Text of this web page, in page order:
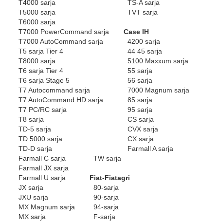
T4000 sarja
T5000 sarja
T6000 sarja
T7000 PowerCommand sarja
T7000 AutoCommand sarja
T5 sarja Tier 4
T8000 sarja
T6 sarja Tier 4
T6 sarja Stage 5
T7 Autocommand sarja
T7 AutoCommand HD sarja
T7 PC/RC sarja
T8 sarja
TD-5 sarja
TD 5000 sarja
TD-D sarja
TS-A sarja
TVT sarja
Case IH
4200 sarja
44 45 sarja
5100 Maxxum sarja
55 sarja
56 sarja
7000 Magnum sarja
85 sarja
95 sarja
CS sarja
CVX sarja
CX sarja
Farmall A sarja
Farmall C sarja
Farmall JX sarja
Farmall U sarja
JX sarja
JXU sarja
MX Magnum sarja
MX sarja
TW sarja
Fiat-Fiatagri
80-sarja
90-sarja
94-sarja
F-sarja